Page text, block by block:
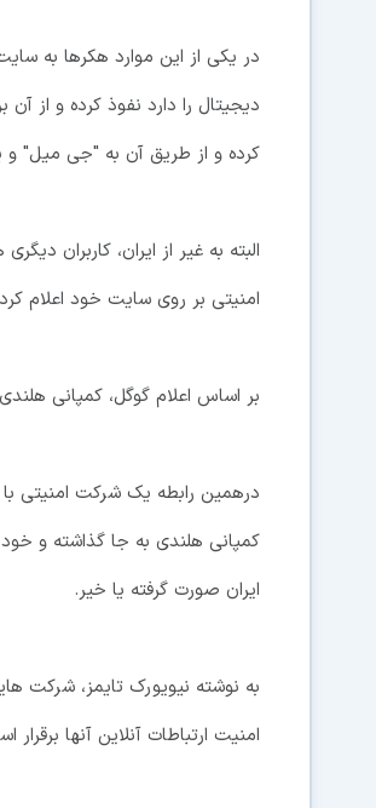
در یکی از این موارد هکرها به
دیجیتال را دارد نفوذ کرده و از
کرده و از طریق آن به "جی میل" و
البته به غیر از ایران، کاربران
امنیتی بر روی سایت خود اعلام
بر اساس اعلام گوگل، کمپانی
درهمین رابطه یک شرکت امنیتی با
کمپانی هلندی به جا گذاشته و
ایران صورت گرفته یا خیر.
به نوشته نیویورک تایمز، شرکت
امنیت ارتباطات آنلاین آنها